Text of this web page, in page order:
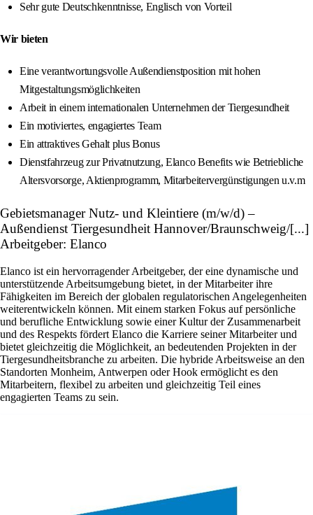
Sehr gute Deutschkenntnisse, Englisch von Vorteil
Wir bieten
Eine verantwortungsvolle Außendienstposition mit hohen
Mitgestaltungsmöglichkeiten
Arbeit in einem internationalen Unternehmen der Tiergesundheit
Ein motiviertes, engagiertes Team
Ein attraktives Gehalt plus Bonus
Dienstfahrzeug zur Privatnutzung, Elanco Benefits wie Betriebliche
Altersvorsorge, Aktienprogramm, Mitarbeitervergünstigungen u.v.m
Gebietsmanager Nutz- und Kleintiere (m/w/d) –
Außendienst Tiergesundheit Hannover/Braunschweig/[...]
Arbeitgeber: Elanco
Elanco ist ein hervorragender Arbeitgeber, der eine dynamische und
unterstützende Arbeitsumgebung bietet, in der Mitarbeiter ihre
Fähigkeiten im Bereich der globalen regulatorischen Angelegenheiten
weiterentwickeln können. Mit einem starken Fokus auf persönliche
und berufliche Entwicklung sowie einer Kultur der Zusammenarbeit
und des Respekts fördert Elanco die Karriere seiner Mitarbeiter und
bietet gleichzeitig die Möglichkeit, an bedeutenden Projekten in der
Tiergesundheitsbranche zu arbeiten. Die hybride Arbeitsweise an den
Standorten Monheim, Antwerpen oder Hook ermöglicht es den
Mitarbeitern, flexibel zu arbeiten und gleichzeitig Teil eines
engagierten Teams zu sein.